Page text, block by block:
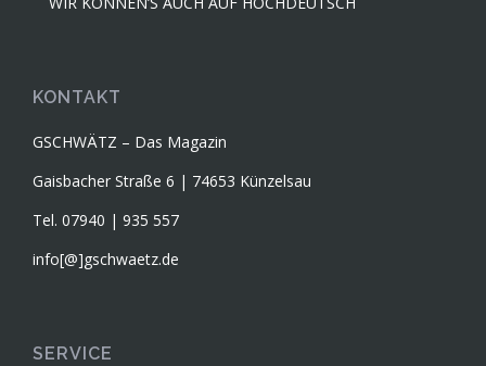
KONTAKT
GSCHWÄTZ – Das Magazin
Gaisbacher Straße 6 | 74653 Künzelsau
Tel. 07940 | 935 557
info[@]gschwaetz.de
SERVICE